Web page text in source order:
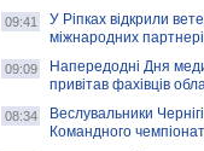
09:41
У Ріпках відкрили
міжнародних
09:09
Напередодні Дня
привітав фахівців
08:34
Веслувальники
Командного